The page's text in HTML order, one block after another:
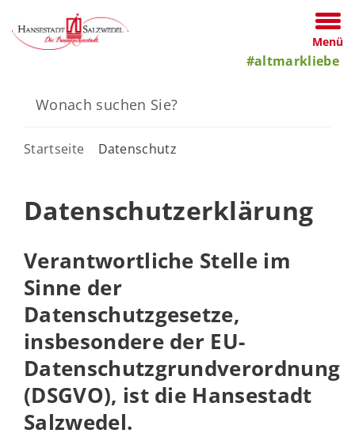
Menü
#altmarkliebe
Startseite Datenschutz
Datenschutzerklärung
Verantwortliche Stelle im
Sinne der
Datenschutzgesetze,
insbesondere der EU-
Datenschutzgrundverordnung
(DSGVO), ist die Hansestadt
Salzwedel.